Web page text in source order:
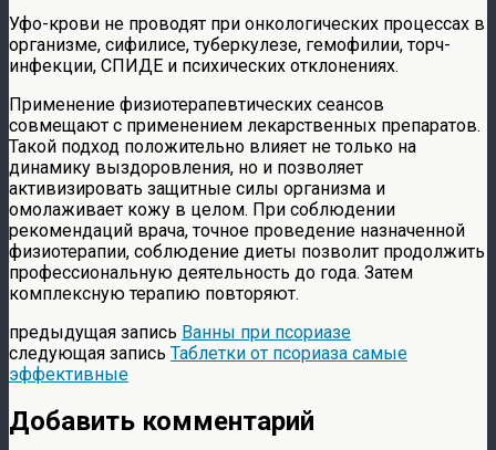
Уфо-крови не проводят при онкологических процессах в
организме, сифилисе, туберкулезе, гемофилии, торч-
инфекции, СПИДЕ и психических отклонениях.
Применение физиотерапевтических сеансов
совмещают с применением лекарственных препаратов.
Такой подход положительно влияет не только на
динамику выздоровления, но и позволяет
активизировать защитные силы организма и
омолаживает кожу в целом. При соблюдении
рекомендаций врача, точное проведение назначенной
физиотерапии, соблюдение диеты позволит продолжить
профессиональную деятельность до года. Затем
комплексную терапию повторяют.
предыдущая запись Ванны при псориазе
следующая запись Таблетки от псориаза самые
эффективные
Добавить комментарий